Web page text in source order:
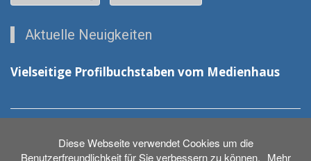
Diese Webseite verwendet Cookies um die
Benutzerfreundlichkeit für Sie verbessern zu können. Mehr
Aktuelle Neuigkeiten
Vielseitige Profilbuchstaben vom Medienhaus
Neue Schilder für das DRK in Laupheim